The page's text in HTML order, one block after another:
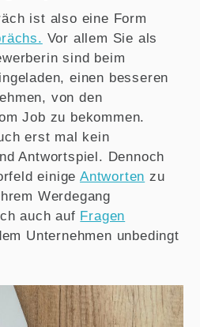
ist also eine Form
Vor allem Sie als
sind beim
einen besseren
von den
Job zu bekommen.
erst mal kein
Antwortspiel. Dennoch
einigeAntworten zu
Werdegang
auch auf Fragen
Unternehmen unbedingt